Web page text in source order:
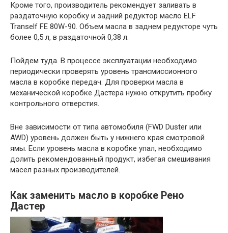
Кроме того, производитель рекомендует заливать в
раздаточную коробку и задний редуктор масло ELF
Tranself FE 80W-90. Объем масла в заднем редукторе чуть
более 0,5 л, в раздаточной 0,38 л.
Пойдем туда. В процессе эксплуатации необходимо
периодически проверять уровень трансмиссионного
масла в коробке передач. Для проверки масла в
механической коробке Дастера нужно открутить пробку
контрольного отверстия.
Вне зависимости от типа автомобиля (FWD Duster или
AWD) уровень должен быть у нижнего края смотровой
ямы. Если уровень масла в коробке упал, необходимо
долить рекомендованный продукт, избегая смешивания
масел разных производителей.
Как заменить масло в коробке Рено
Дастер